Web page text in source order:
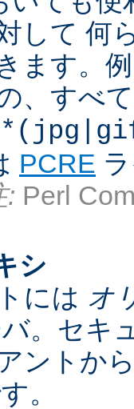
して 何
ます。
、すべ
PCRE
: Perl
シ
には オ
。セキ
ントか
。